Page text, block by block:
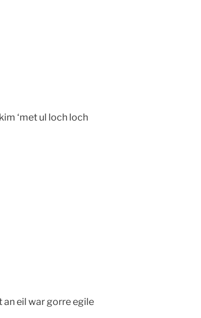
‘met ul loch loch
an eil war gorre egile